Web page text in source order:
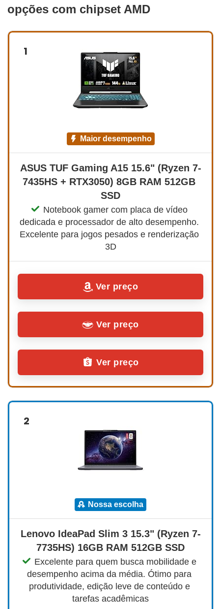
opções com chipset AMD
1
maior desempenho
ASUS TUF Gaming A15 15.6" (Ryzen 7-
7435HS + RTX3050) 8GB RAM 512GB
SSD
Notebook gamer com placa de vídeo
dedicada e processador de alto desempenho.
Excelente para jogos pesados e renderização
3D
Ver preço
Ver preço
Ver preço
2
nossa escolha
Lenovo IdeaPad Slim 3 15.3" (Ryzen 7-
7735HS) 16GB RAM 512GB SSD
Excelente para quem busca mobilidade e
desempenho acima da média. Ótimo para
produtividade, edição leve de conteúdo e
tarefas acadêmicas